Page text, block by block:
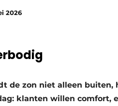
2026
de zon niet alleen buiten,
klanten willen comfort,